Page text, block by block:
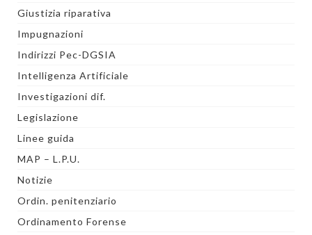
Giustizia riparativa
Impugnazioni
Indirizzi Pec-DGSIA
Intelligenza Artificiale
Investigazioni dif.
Legislazione
Linee guida
MAP – L.P.U.
Notizie
Ordin. penitenziario
Ordinamento Forense